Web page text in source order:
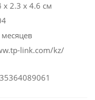
х 2.3 х 4.6 см
link.com/kz/